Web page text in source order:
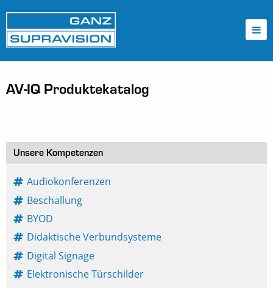
AV-IQ Produktekatalog
Unsere Kompetenzen
Audiokonferenzen
Beschallung
BYOD
Didaktische Verbundsysteme
Digital Signage
Elektronische Türschilder